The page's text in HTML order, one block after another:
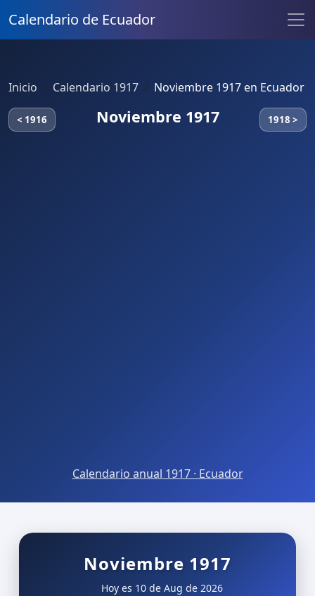
Calendario de Ecuador
Inicio Calendario 1917 Noviembre 1917 en Ecuador
< 1916 Noviembre 1917 1918 >
Calendario anual 1917 · Ecuador
Noviembre 1917
Hoy es 10 de Aug de 2026